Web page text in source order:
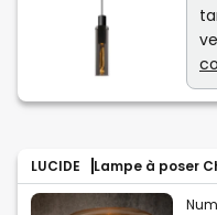
LUCIDE Lampe à poser